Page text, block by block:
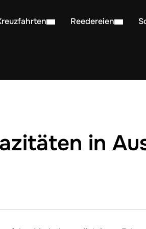
Reedereien
in